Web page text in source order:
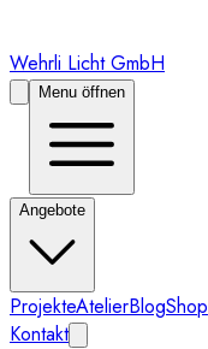
Wehrli Licht GmbH
Menu öffnen
Angebote
ProjekteAtelierBlogShop
Kontakt